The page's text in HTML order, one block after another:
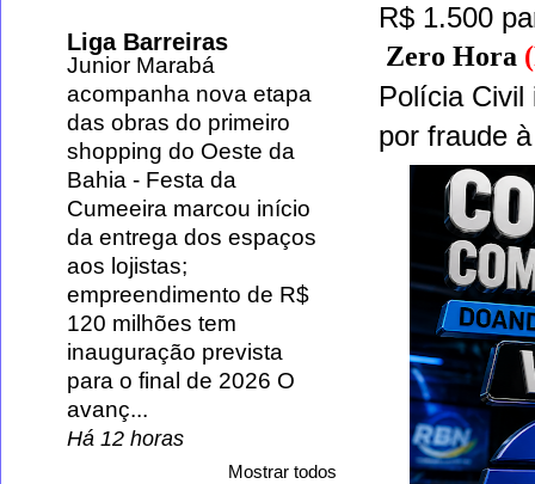
R$ 1.500
Zero Hora
Polícia Civil
por fraude
Liga Barreiras
Junior Marabá
acompanha nova etapa
das obras do primeiro
shopping do Oeste da
Bahia - Festa da
Cumeeira marcou início
da entrega dos espaços
aos lojistas;
empreendimento de R$
120 milhões tem
inauguração prevista
para o final de 2026 O
avanç...
Há 12 horas
Mostrar todos